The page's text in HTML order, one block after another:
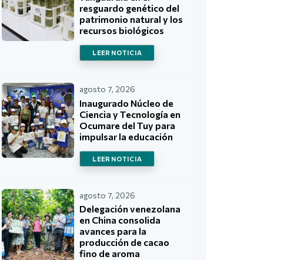
resguardo genético del
patrimonio natural y los
recursos biológicos
LEER NOTICIA
agosto 7, 2026
Inaugurado Núcleo de
Ciencia y Tecnología en
Ocumare del Tuy para
impulsar la educación
LEER NOTICIA
agosto 7, 2026
Delegación venezolana
en China consolida
avances para la
producción de cacao
fino de aroma